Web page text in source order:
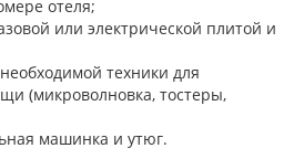
отеля;
или электрической плитой и
техники для
(микроволновка, тостеры,
машинка и утюг.